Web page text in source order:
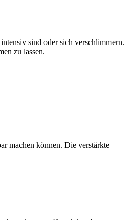
sind oder sich verschlimmern.
zu lassen.
machen können. Die verstärkte